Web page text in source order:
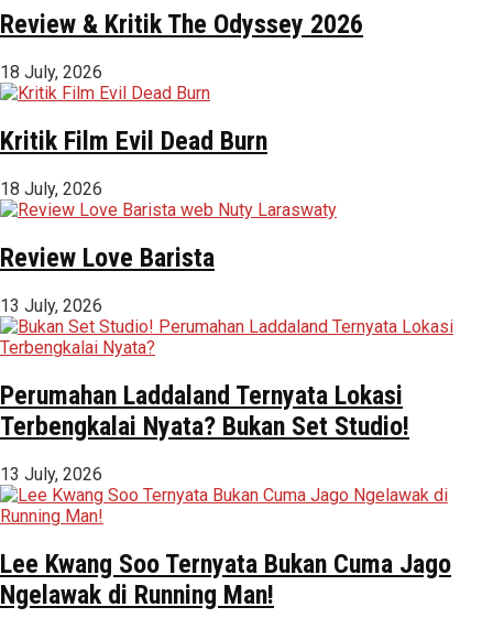
Review & Kritik The Odyssey 2026
18 July, 2026
Kritik Film Evil Dead Burn
18 July, 2026
Review Love Barista
13 July, 2026
Perumahan Laddaland Ternyata Lokasi
Terbengkalai Nyata? Bukan Set Studio!
13 July, 2026
Lee Kwang Soo Ternyata Bukan Cuma Jago
Ngelawak di Running Man!